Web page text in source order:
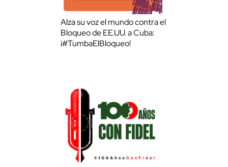
Alza su voz el mundo contra el
Bloqueo de EE.UU. a Cuba:
¡#TumbaElBloqueo!